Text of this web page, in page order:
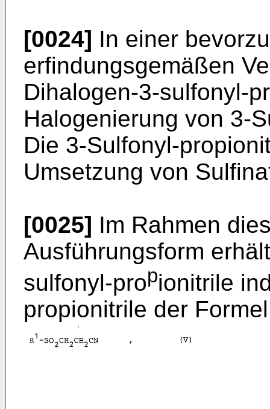
[0024] In einer
erfindungsgemäßen
Dihalogen-3-sulfonyl-
Halogenierung von 3-
Die 3-Sulfonyl-
Umsetzung von
[0025] Im Rahmen
Ausführungsform
sulfonyl-propionitrile
propionitrile der Formel